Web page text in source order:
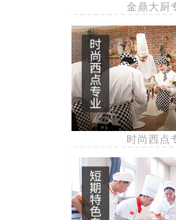
金鼎大厨
时尚西点